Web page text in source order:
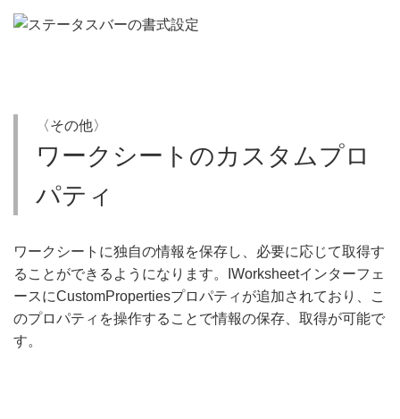
〈その他〉
ワークシートのカスタムプロ
パティ
ワークシートに独自の情報を保存し、必要に応じて取得す
ることができるようになります。IWorksheetインターフェ
ースにCustomPropertiesプロパティが追加されており、こ
のプロパティを操作することで情報の保存、取得が可能で
す。